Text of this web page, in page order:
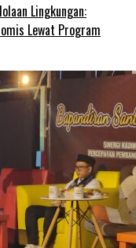
Lingkungan:
Lewat Program